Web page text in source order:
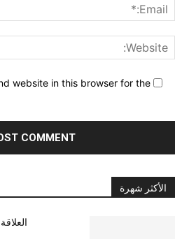
website in this browser for the
الأكثر شهرة